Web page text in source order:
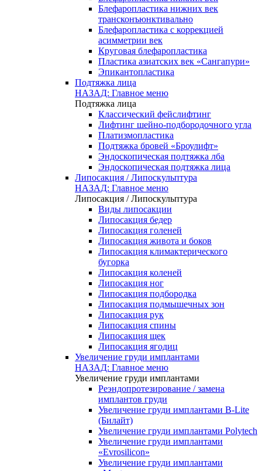
Блефаропластика нижних век
трансконъюнктивально
Блефаропластика с коррекцией
асимметрии век
Круговая блефаропластика
Пластика азиатских век «Сангапури»
Эпикантопластика
Подтяжка лица
НАЗАД: Главное меню
Подтяжка лица
Классический фейслифтинг
Лифтинг шейно-подбородочного угла
Платизмопластика
Подтяжка бровей «Броулифт»
Эндоскопическая подтяжка лба
Эндоскопическая подтяжка лица
Липосакция / Липоскульптура
НАЗАД: Главное меню
Липосакция / Липоскульптура
Виды липосакции
Липосакция бедер
Липосакция голеней
Липосакция живота и боков
Липосакция климактерического
бугорка
Липосакция коленей
Липосакция ног
Липосакция подбородка
Липосакция подмышечных зон
Липосакция рук
Липосакция спины
Липосакция щек
Липосакция ягодиц
Увеличение груди имплантами
НАЗАД: Главное меню
Увеличение груди имплантами
Реэндопротезирование / замена
имплантов груди
Увеличение груди имплантами B-Lite
(Билайт)
Увеличение груди имплантами Polytech
Увеличение груди имплантами
«Evrosilicon»
Увеличение груди имплантами